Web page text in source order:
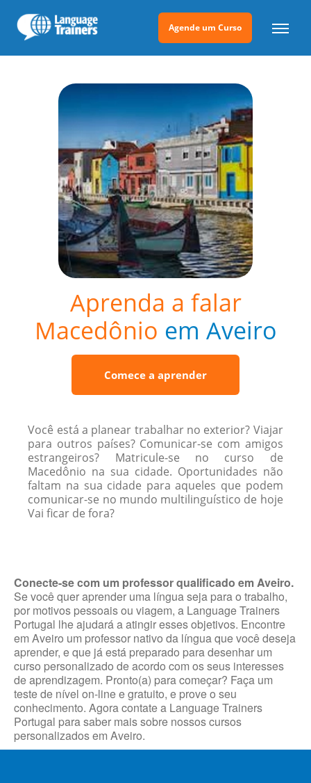
Agende um Curso
Aprenda a falar
Macedônio em Aveiro
Comece a aprender
Você está a planear trabalhar no exterior? Viajar
para outros países? Comunicar-se com amigos
estrangeiros? Matricule-se no curso de
Macedônio na sua cidade. Oportunidades não
faltam na sua cidade para aqueles que podem
comunicar-se no mundo multilinguístico de hoje
Vai ficar de fora?
Conecte-se com um professor qualificado em Aveiro.
Se você quer aprender uma língua seja para o trabalho,
por motivos pessoais ou viagem, a Language Trainers
Portugal lhe ajudará a atingir esses objetivos. Encontre
em Aveiro um professor nativo da língua que você deseja
aprender, e que já está preparado para desenhar um
curso personalizado de acordo com os seus interesses
de aprendizagem. Pronto(a) para começar? Faça um
teste de nível on-line e gratuito, e prove o seu
conhecimento. Agora contate a Language Trainers
Portugal para saber mais sobre nossos cursos
personalizados em Aveiro.